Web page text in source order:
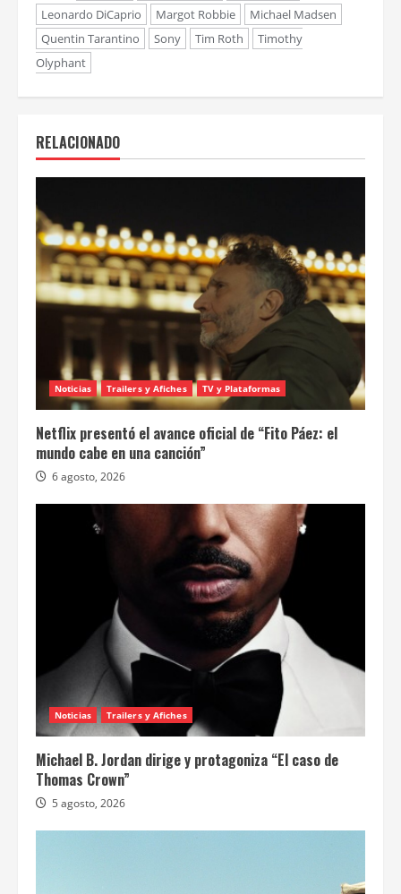
Leonardo DiCaprio
Margot Robbie
Michael Madsen
Quentin Tarantino
Sony Tim Roth
Timothy
Olyphant
RELACIONADO
Noticias Trailers y Afiches TV y Plataformas
Netflix presentó el avance oficial de “Fito Páez: el
mundo cabe en una canción”
6 agosto, 2026
Noticias Trailers y Afiches
Michael B. Jordan dirige y protagoniza “El caso de
Thomas Crown”
5 agosto, 2026